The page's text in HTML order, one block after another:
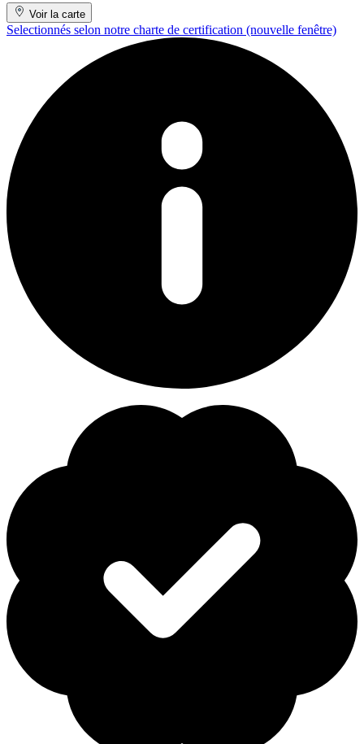
Voir la carte
Selectionnés selon notre charte de certification (nouvelle fenêtre)